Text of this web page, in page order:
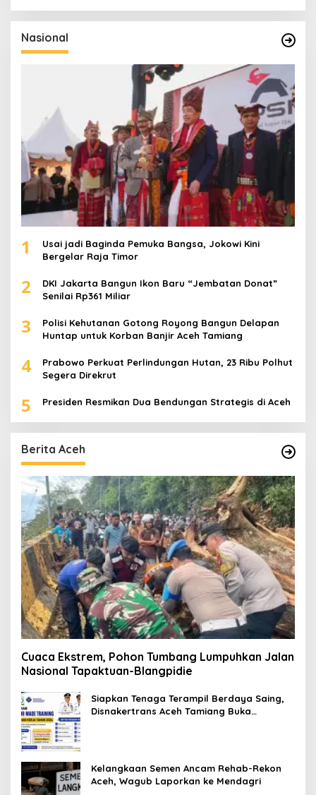
i
u
n
t
Nasional
1
Usai jadi Baginda Pemuka Bangsa, Jokowi Kini
Bergelar Raja Timor
2
DKI Jakarta Bangun Ikon Baru “Jembatan Donat”
Senilai Rp361 Miliar
3
Polisi Kehutanan Gotong Royong Bangun Delapan
Huntap untuk Korban Banjir Aceh Tamiang
4
Prabowo Perkuat Perlindungan Hutan, 23 Ribu Polhut
Segera Direkrut
5 Presiden Resmikan Dua Bendungan Strategis di Aceh
Berita Aceh
Cuaca Ekstrem, Pohon Tumbang Lumpuhkan Jalan
Nasional Tapaktuan-Blangpidie
Siapkan Tenaga Terampil Berdaya Saing,
Disnakertrans Aceh Tamiang Buka
Kelangkaan Semen Ancam Rehab-Rekon
Aceh, Wagub Laporkan ke Mendagri